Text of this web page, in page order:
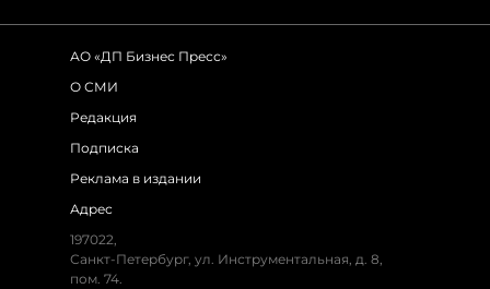
АО «ДП Бизнес Пресс»
О СМИ
Редакция
Подписка
Реклама в издании
Адрес
197022,
Санкт-Петербург, ул. Инструментальная, д. 8,
пом. 74.